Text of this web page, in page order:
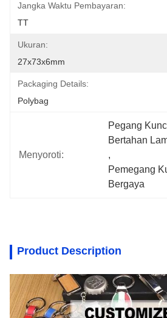
Jangka Waktu Pembayaran:
TT
Ukuran:
27x73x6mm
Packaging Details:
Polybag
Menyoroti:
Pegang
Bertahan
,
Pemegang
Bergaya
Product Description